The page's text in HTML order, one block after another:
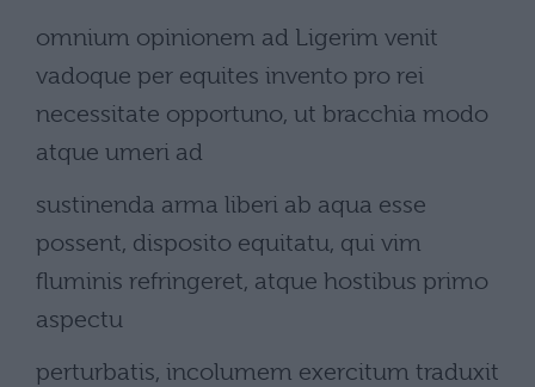
omnium opinionem ad Ligerim venit
vadoque per equites invento pro rei
necessitate opportuno, ut bracchia modo
atque umeri ad
sustinenda arma liberi ab aqua esse
possent, disposito equitatu, qui vim
fluminis refringeret, atque hostibus primo
aspectu
perturbatis, incolumem exercitum traduxit